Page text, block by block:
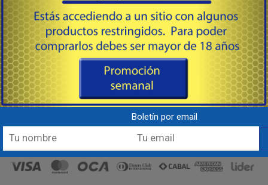
# NA2702 - NASSA
Caña 2 Tramos. Fibra de Vidrio. 40
- 100 Grs.
USD 35
Boletín por email